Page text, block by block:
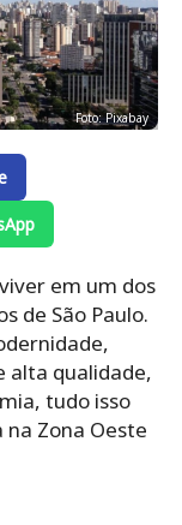
Foto: Pixabay
em um dos
de São Paulo.
qualidade,
tudo isso
Zona Oeste